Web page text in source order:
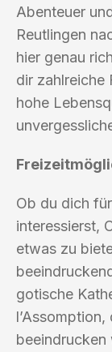
Abenteuer
Reutlingen
hier genau
dir zahlreiche
hohe
Ob du dich
interessierst,
etwas zu
gotische
beeindrucken